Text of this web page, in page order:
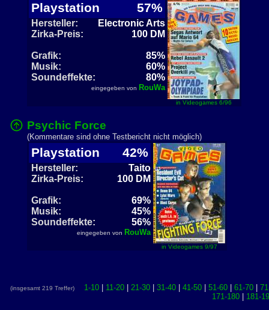
Playstation 57%
Hersteller:
Electronic Arts
Zirka-Preis:
100 DM
Grafik:
85%
Musik:
60%
Soundeffekte:
80%
eingegeben von RouWa
in Videogames 6/96
Psychic Force
(Kommentare sind ohne Testbericht nicht möglich)
Playstation 42%
Hersteller:
Taito
Zirka-Preis:
100 DM
Grafik:
69%
Musik:
45%
Soundeffekte:
56%
eingegeben von RouWa
in Videogames 9/97
(insgesamt 219 Treffer) 1-10 11-20 21-30 31-40 41-50 51-60 61-70
171-180| 181-